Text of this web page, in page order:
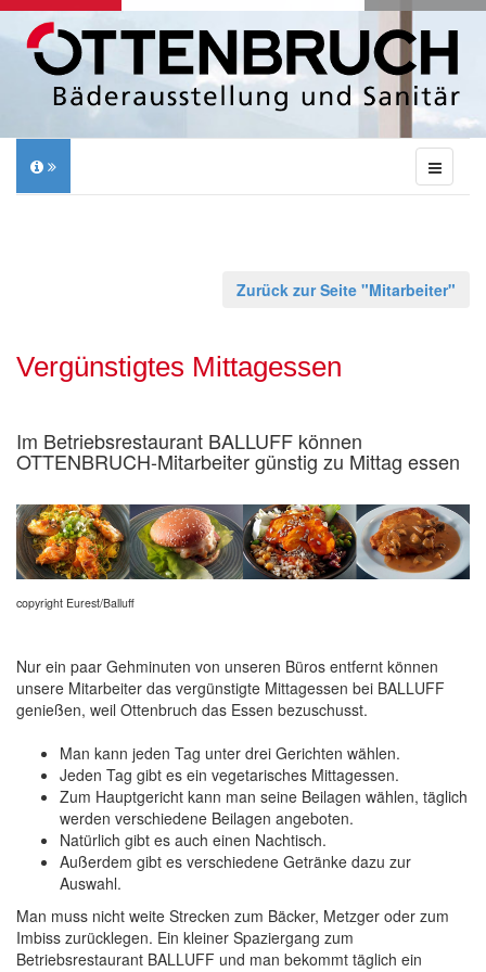
Zurück zur Seite "Mitarbeiter"
Vergünstigtes Mittagessen
Im Betriebsrestaurant BALLUFF können
OTTENBRUCH-Mitarbeiter günstig zu Mittag essen
copyright Eurest/Balluff
Nur ein paar Gehminuten von unseren Büros entfernt können
unsere Mitarbeiter das vergünstigte Mittagessen bei BALLUFF
genießen, weil Ottenbruch das Essen bezuschusst.
Man kann jeden Tag unter drei Gerichten wählen.
Jeden Tag gibt es ein vegetarisches Mittagessen.
Zum Hauptgericht kann man seine Beilagen wählen, täglich
werden verschiedene Beilagen angeboten.
Natürlich gibt es auch einen Nachtisch.
Außerdem gibt es verschiedene Getränke dazu zur
Auswahl.
Man muss nicht weite Strecken zum Bäcker, Metzger oder zum
Imbiss zurücklegen. Ein kleiner Spaziergang zum
Betriebsrestaurant BALLUFF und man bekommt täglich ein